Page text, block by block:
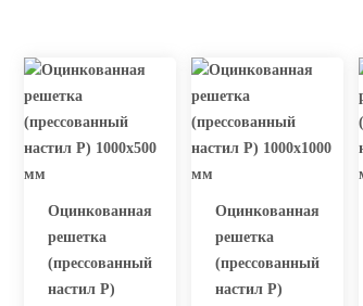
Оцинкованная
решетка
(прессованный
настил Р)
Оцинкованная
решетка
(прессованный
настил Р)